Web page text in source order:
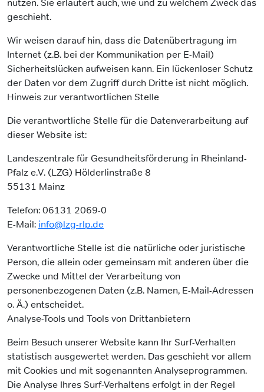
nutzen. Sie erläutert auch, wie und zu welchem Zweck das
geschieht.
Wir weisen darauf hin, dass die Datenübertragung im
Internet (z.B. bei der Kommunikation per E-Mail)
Sicherheitslücken aufweisen kann. Ein lückenloser Schutz
der Daten vor dem Zugriff durch Dritte ist nicht möglich.
Hinweis zur verantwortlichen Stelle
Die verantwortliche Stelle für die Datenverarbeitung auf
dieser Website ist:
Landeszentrale für Gesundheitsförderung in Rheinland-
Pfalz e.V. (LZG) Hölderlinstraße 8
55131 Mainz
Telefon: 06131 2069-0
E-Mail: info@lzg-rlp.de
Verantwortliche Stelle ist die natürliche oder juristische
Person, die allein oder gemeinsam mit anderen über die
Zwecke und Mittel der Verarbeitung von
personenbezogenen Daten (z.B. Namen, E-Mail-Adressen
o. Ä.) entscheidet.
Analyse-Tools und Tools von Drittanbietern
Beim Besuch unserer Website kann Ihr Surf-Verhalten
statistisch ausgewertet werden. Das geschieht vor allem
mit Cookies und mit sogenannten Analyseprogrammen.
Die Analyse Ihres Surf-Verhaltens erfolgt in der Regel